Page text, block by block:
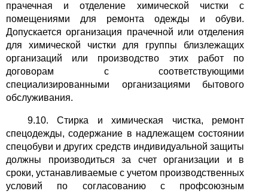
прачечная и отделение химической чистки с
помещениями для ремонта одежды и обуви.
Допускается организация прачечной или отделения
для химической чистки для группы близлежащих
организаций или производство этих работ по
договорам с соответствующими
специализированными организациями бытового
обслуживания.
9.10. Стирка и химическая чистка, ремонт
спецодежды, содержание в надлежащем состоянии
спецобуви и других средств индивидуальной защиты
должны производиться за счет организации и в
сроки, устанавливаемые с учетом производственных
условий по согласованию с профсоюзным